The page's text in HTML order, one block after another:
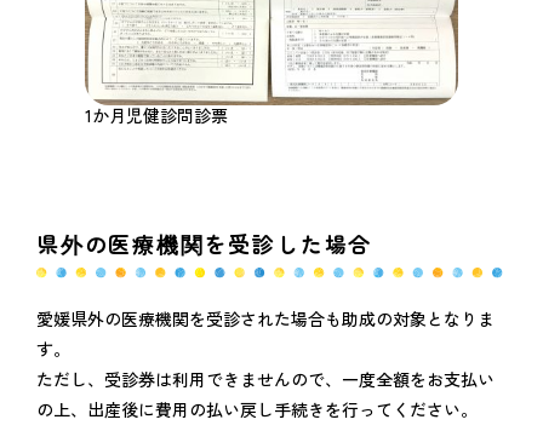
1か月児健診問診票
県外の医療機関を受診した場合
愛媛県外の医療機関を受診された場合も助成の対象となりま
す。
ただし、受診券は利用できませんので、一度全額をお支払い
の上、出産後に費用の払い戻し手続きを行ってください。